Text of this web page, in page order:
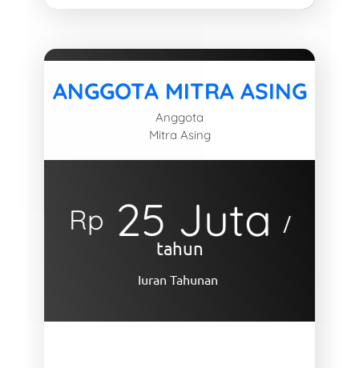
ANGGOTA MITRA ASING
Anggota
Mitra Asing
Rp 25 Juta
/
tahun
Iuran Tahunan